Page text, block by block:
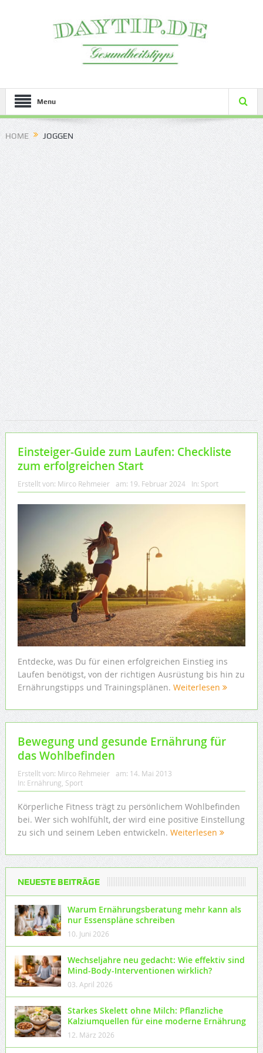
Menu
HOME JOGGEN
Einsteiger-Guide zum Laufen: Checkliste
zum erfolgreichen Start
Erstellt von: Mirco Rehmeier am: 19. Februar 2024 In: Sport
Entdecke, was Du für einen erfolgreichen Einstieg ins
Laufen benötigst, von der richtigen Ausrüstung bis hin zu
Ernährungstipps und Trainingsplänen. Weiterlesen
Bewegung und gesunde Ernährung für
das Wohlbefinden
Erstellt von: Mirco Rehmeier am: 14. Mai 2013
In: Ernährung Sport
Körperliche Fitness trägt zu persönlichem Wohlbefinden
bei. Wer sich wohlfühlt, der wird eine positive Einstellung
zu sich und seinem Leben entwickeln. Weiterlesen
NEUESTE BEITRÄGE
Warum Ernährungsberatung mehr kann als
nur Essenspläne schreiben
10. Juni 2026
Wechseljahre neu gedacht: Wie effektiv sind
Mind-Body-Interventionen wirklich?
03. April 2026
Starkes Skelett ohne Milch: Pflanzliche
Kalziumquellen für eine moderne Ernährung
12. März 2026